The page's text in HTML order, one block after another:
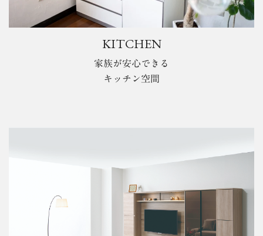
KITCHEN
家族が安心できる
キッチン空間